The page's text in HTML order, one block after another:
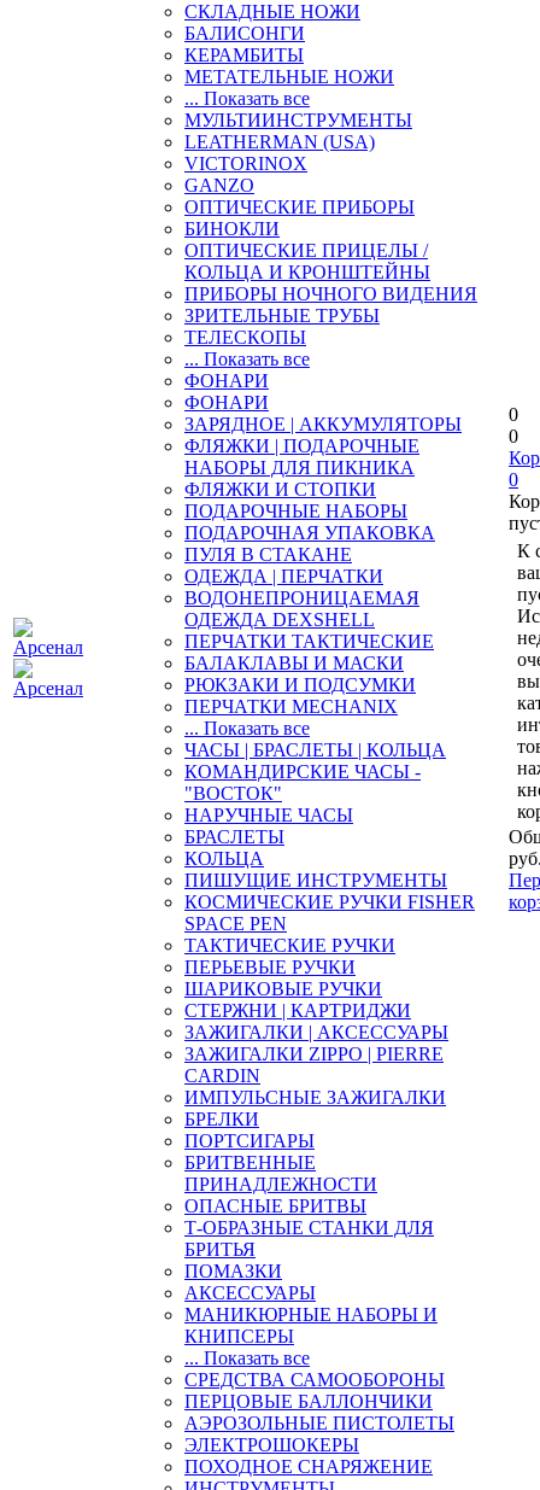
СКЛАДНЫЕ НОЖИ
БАЛИСОНГИ
КЕРАМБИТЫ
МЕТАТЕЛЬНЫЕ НОЖИ
... Показать все
МУЛЬТИИНСТРУМЕНТЫ
LEATHERMAN (USA)
VICTORINOX
GANZO
ОПТИЧЕСКИЕ ПРИБОРЫ
БИНОКЛИ
ОПТИЧЕСКИЕ ПРИЦЕЛЫ /
КОЛЬЦА И КРОНШТЕЙНЫ
ПРИБОРЫ НОЧНОГО ВИДЕНИЯ
ЗРИТЕЛЬНЫЕ ТРУБЫ
ТЕЛЕСКОПЫ
... Показать все
ФОНАРИ
ФОНАРИ
ЗАРЯДНОЕ | АККУМУЛЯТОРЫ
ФЛЯЖКИ | ПОДАРОЧНЫЕ
НАБОРЫ ДЛЯ ПИКНИКА
ФЛЯЖКИ И СТОПКИ
ПОДАРОЧНЫЕ НАБОРЫ
ПОДАРОЧНАЯ УПАКОВКА
ПУЛЯ В СТАКАНЕ
ОДЕЖДА | ПЕРЧАТКИ
ВОДОНЕПРОНИЦАЕМАЯ
ОДЕЖДА DEXSHELL
ПЕРЧАТКИ ТАКТИЧЕСКИЕ
БАЛАКЛАВЫ И МАСКИ
РЮКЗАКИ И ПОДСУМКИ
ПЕРЧАТКИ MECHANIX
... Показать все
ЧАСЫ | БРАСЛЕТЫ | КОЛЬЦА
КОМАНДИРСКИЕ ЧАСЫ -
"ВОСТОК"
НАРУЧНЫЕ ЧАСЫ
БРАСЛЕТЫ
КОЛЬЦА
ПИШУЩИЕ ИНСТРУМЕНТЫ
КОСМИЧЕСКИЕ РУЧКИ FISHER
SPACE PEN
ТАКТИЧЕСКИЕ РУЧКИ
ПЕРЬЕВЫЕ РУЧКИ
ШАРИКОВЫЕ РУЧКИ
СТЕРЖНИ | КАРТРИДЖИ
ЗАЖИГАЛКИ | АКСЕССУАРЫ
ЗАЖИГАЛКИ ZIPPO | PIERRE
CARDIN
ИМПУЛЬСНЫЕ ЗАЖИГАЛКИ
БРЕЛКИ
ПОРТСИГАРЫ
БРИТВЕННЫЕ
ПРИНАДЛЕЖНОСТИ
ОПАСНЫЕ БРИТВЫ
Т-ОБРАЗНЫЕ СТАНКИ ДЛЯ
БРИТЬЯ
ПОМАЗКИ
АКСЕССУАРЫ
МАНИКЮРНЫЕ НАБОРЫ И
КНИПСЕРЫ
... Показать все
СРЕДСТВА САМООБОРОНЫ
ПЕРЦОВЫЕ БАЛЛОНЧИКИ
АЭРОЗОЛЬНЫЕ ПИСТОЛЕТЫ
ЭЛЕКТРОШОКЕРЫ
ПОХОДНОЕ СНАРЯЖЕНИЕ
0
0
0
К